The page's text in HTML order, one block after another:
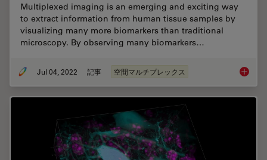
Multiplexed imaging is an emerging and exciting way
to extract information from human tissue samples by
visualizing many more biomarkers than traditional
microscopy. By observing many biomarkers…
Jul 04, 2022 記事 空間マルチプレックス